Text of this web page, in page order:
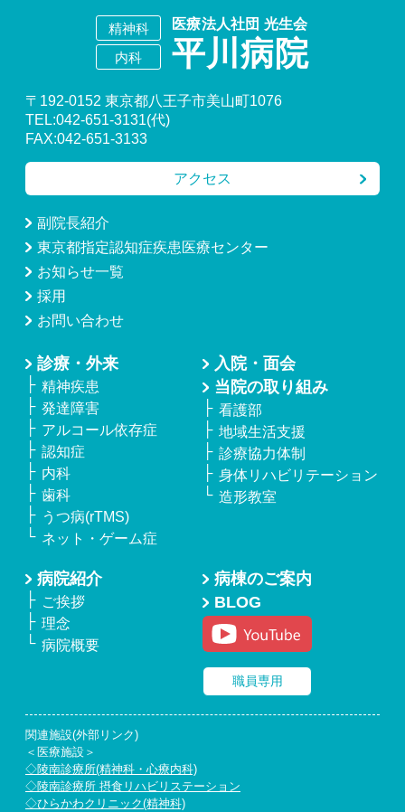
〒192-0152 東京都八王子市美山町1076
TEL:042-651-3131(代)
FAX:042-651-3133
アクセス
副院長紹介
東京都指定認知症疾患医療センター
お知らせ一覧
採用
お問い合わせ
診療・外来
精神疾患
発達障害
アルコール依存症
認知症
内科
歯科
うつ病(rTMS)
ネット・ゲーム症
入院・面会
当院の取り組み
看護部
地域生活支援
診療協力体制
身体リハビリテーション
造形教室
病院紹介
ご挨拶
理念
病院概要
病棟のご案内
BLOG
職員専用
関連施設(外部リンク)
＜医療施設＞
◇陵南診療所(精神科・心療内科)
◇陵南診療所 摂食リハビリステーション
◇ひらかわクリニック(精神科)